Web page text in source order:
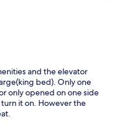
and the elevator
bed). Only one
only opened on one side
it on. However the